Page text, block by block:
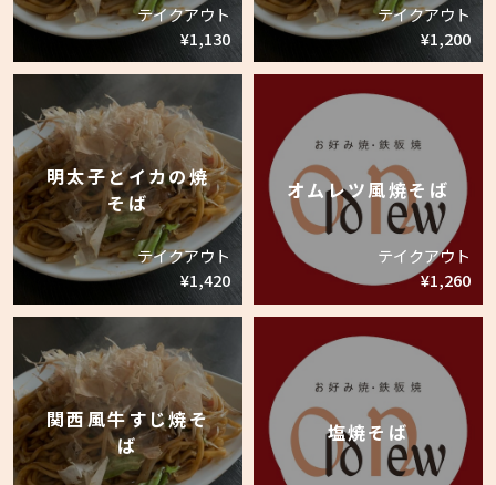
テイクアウト
¥1,130
テイクアウト
¥1,200
明太子とイカの焼
そば
テイクアウト
¥1,420
オムレツ風焼そば
テイクアウト
¥1,260
関西風牛すじ焼そ
ば
塩焼そば